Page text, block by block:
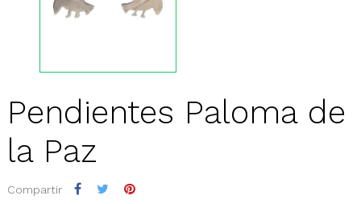
Pendientes Paloma de
la Paz
Compartir